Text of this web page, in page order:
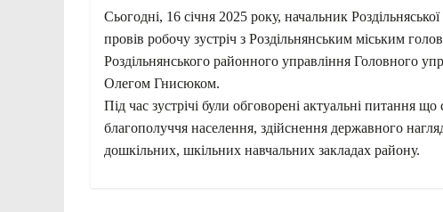
Сьогодні, 16 січня 2025 року, начальник
провів робочу зустріч з Роздільнянським міським
Роздільнянського районного управління Головного
Олегом Гнисюком.
Під час зустрічі були обговорені актуальні питання
благополуччя населення, здійснення державного
дошкільних, шкільних навчальних закладах району.